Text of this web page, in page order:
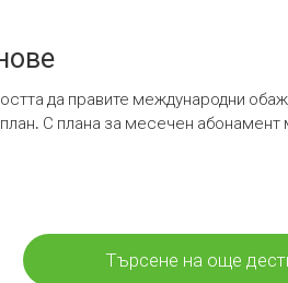
да правите международни
С плана за месечен
Търсене на още